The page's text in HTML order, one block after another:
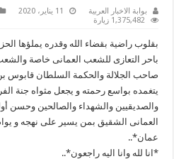
بوابة الاخبار العربية 11 يناير، 2020
1,375,482 زيارة
بقلوب راضية بقضاء الله وقدره يملؤها
باحر التعازى للشعب العمانى خاصة
صاحب الجلالة والحكمة السلطان قابوس
يتغمده بواسع رحمته و يجعل مثواه جنة
والصديقيين والشهداء والصالحين وحسن
العمانى الشقيق بمن يسير على نهجه و
عمان*..
*انا لله وانا اليه راجعون*..